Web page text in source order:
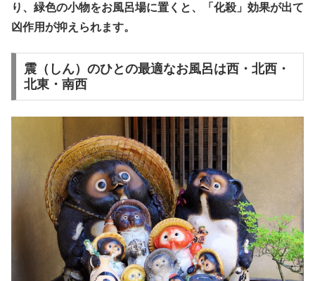
り、緑色の小物をお風呂場に置くと、「化殺」効果が出て
凶作用が抑えられます。
震（しん）のひとの最適なお風呂は西・北西・
北東・南西